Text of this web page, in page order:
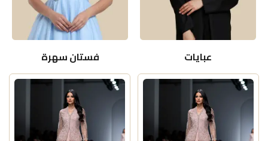
فستان سهرة عبايات